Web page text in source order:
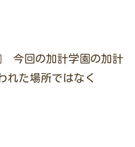
今回の加計学園の加計
れた場所ではなく